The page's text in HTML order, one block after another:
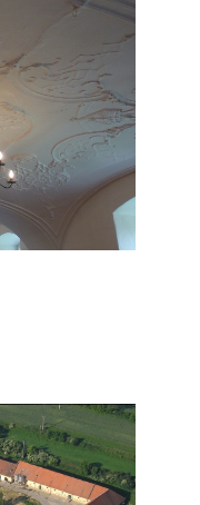
považovat
pro augustiány
Mořice Grimma a